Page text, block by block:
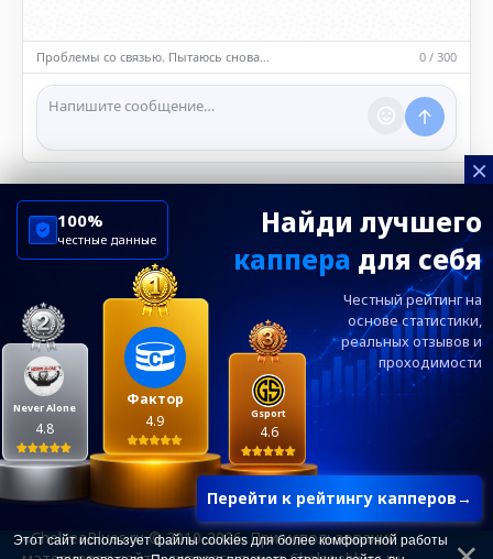
насилию.
ℹ️ Модераторы и администраторы вправе удалять
сообщения и ограничивать доступ к чату при
нарушении правил.
Проблемы со связью. Пытаюсь снова… 0 / 300
×
Найди лучшего
каппера для себя
Честный рейтинг на
основе статистики,
реальныхотзывов и
проходимости
Перейти к рейтингу капперов→
Фактор
4.9
Never Alone
4.8
Gsport
4.6
100%
честные данные
ChelseaBluesRu
ФК Челси
Посетителям
Информация
Ежевечерний дайджест главных новостей от
редакции ChelseaBlues.ru — подписывайтесь!
«ChelseaBlues.ru © 2010-2026. При использовании
Этот сайт использует файлы cookies для более комфортной работы